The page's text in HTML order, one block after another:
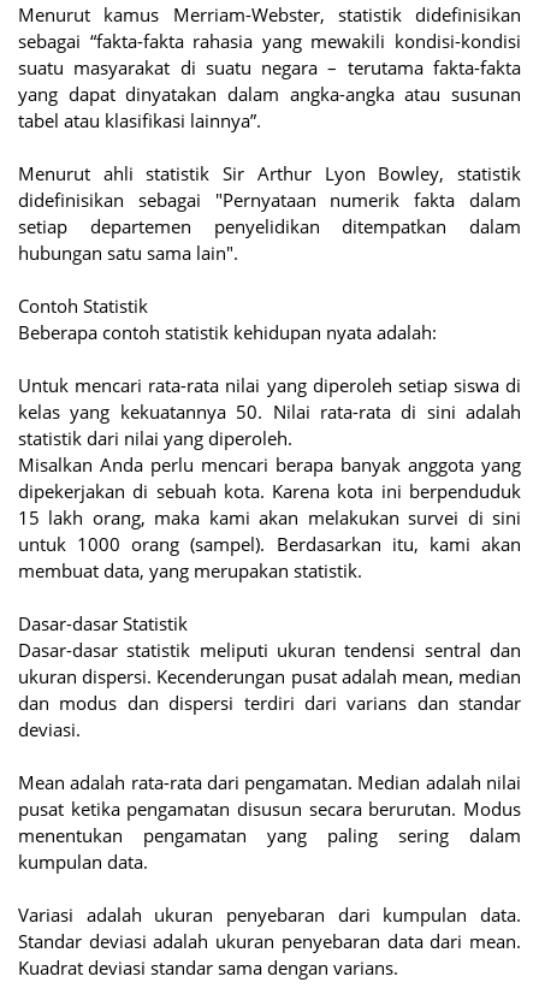
Menurut kamus Merriam-Webster, statistik didefinisikan
sebagai “fakta-fakta rahasia yang mewakili kondisi-kondisi
suatu masyarakat di suatu negara – terutama fakta-fakta
yang dapat dinyatakan dalam angka-angka atau susunan
tabel atau klasifikasi lainnya”.
Menurut ahli statistik Sir Arthur Lyon Bowley, statistik
didefinisikan sebagai "Pernyataan numerik fakta dalam
setiap departemen penyelidikan ditempatkan dalam
hubungan satu sama lain".
Contoh Statistik
Beberapa contoh statistik kehidupan nyata adalah:
Untuk mencari rata-rata nilai yang diperoleh setiap siswa di
kelas yang kekuatannya 50. Nilai rata-rata di sini adalah
statistik dari nilai yang diperoleh.
Misalkan Anda perlu mencari berapa banyak anggota yang
dipekerjakan di sebuah kota. Karena kota ini berpenduduk
15 lakh orang, maka kami akan melakukan survei di sini
untuk 1000 orang (sampel). Berdasarkan itu, kami akan
membuat data, yang merupakan statistik.
Dasar-dasar Statistik
Dasar-dasar statistik meliputi ukuran tendensi sentral dan
ukuran dispersi. Kecenderungan pusat adalah mean, median
dan modus dan dispersi terdiri dari varians dan standar
deviasi.
Mean adalah rata-rata dari pengamatan. Median adalah nilai
pusat ketika pengamatan disusun secara berurutan. Modus
menentukan pengamatan yang paling sering dalam
kumpulan data.
Variasi adalah ukuran penyebaran dari kumpulan data.
Standar deviasi adalah ukuran penyebaran data dari mean.
Kuadrat deviasi standar sama dengan varians.